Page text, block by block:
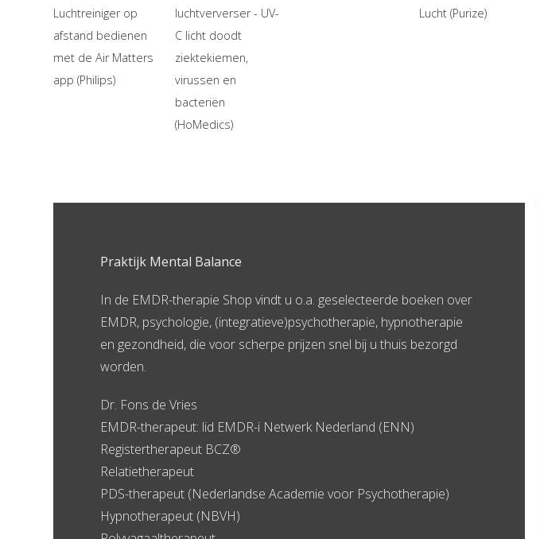
Luchtreiniger op
afstand bedienen
met de Air Matters
app (Philips)
luchtververser - UV-
C licht doodt
ziektekiemen,
virussen en
bacteriën
(HoMedics)
Lucht (Purize)
Praktijk Mental Balance
In de EMDR-therapie Shop vindt u o.a. geselecteerde boeken over
EMDR, psychologie, (integratieve)psychotherapie, hypnotherapie
en gezondheid, die voor scherpe prijzen snel bij u thuis bezorgd
worden.
Dr. Fons de Vries
EMDR-therapeut: lid EMDR-i Netwerk Nederland (ENN)
Registertherapeut BCZ®
Relatietherapeut
PDS-therapeut (Nederlandse Academie voor Psychotherapie)
Hypnotherapeut (NBVH)